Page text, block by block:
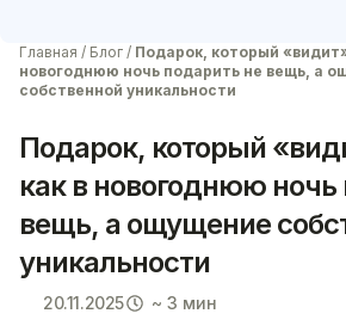
Главная / Блог / Подарок, который
новогоднюю ночь подарить не вещь, а
собственной уникальности
Подарок, который
как в новогоднюю ночь
вещь, а ощущение
уникальности
20.11.2025 ~ 3 мин